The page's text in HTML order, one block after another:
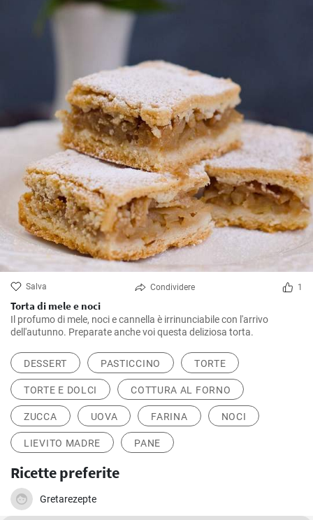
Salva Condividere 1
Torta di mele e noci
Il profumo di mele, noci e cannella è irrinunciabile con l'arrivo
dell'autunno. Preparate anche voi questa deliziosa torta.
DESSERT PASTICCINO TORTE
TORTE E DOLCI COTTURA AL FORNO
ZUCCA UOVA FARINA NOCI
LIEVITO MADRE PANE
Ricette preferite
Gretarezepte